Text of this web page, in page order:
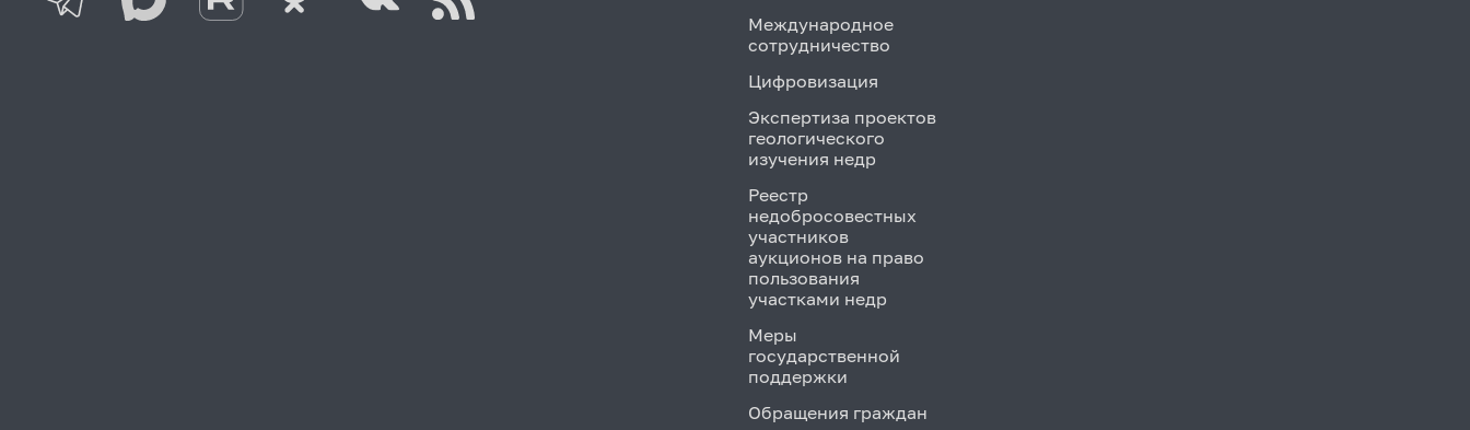
Международное
сотрудничество
Цифровизация
Экспертиза проектов
геологического
изучения недр
Реестр
недобросовестных
участников
аукционов на право
пользования
участками недр
Меры
государственной
поддержки
Обращения граждан